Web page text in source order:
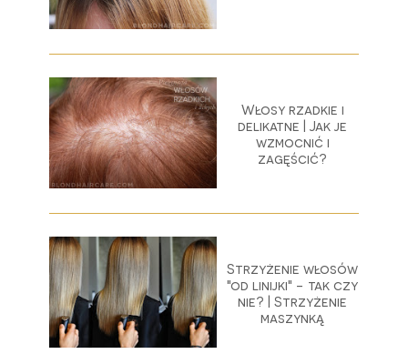
Włosy rzadkie i
delikatne | Jak je
wzmocnić i
zagęścić?
Strzyżenie włosów
"od linijki" - tak czy
nie? | Strzyżenie
maszynką